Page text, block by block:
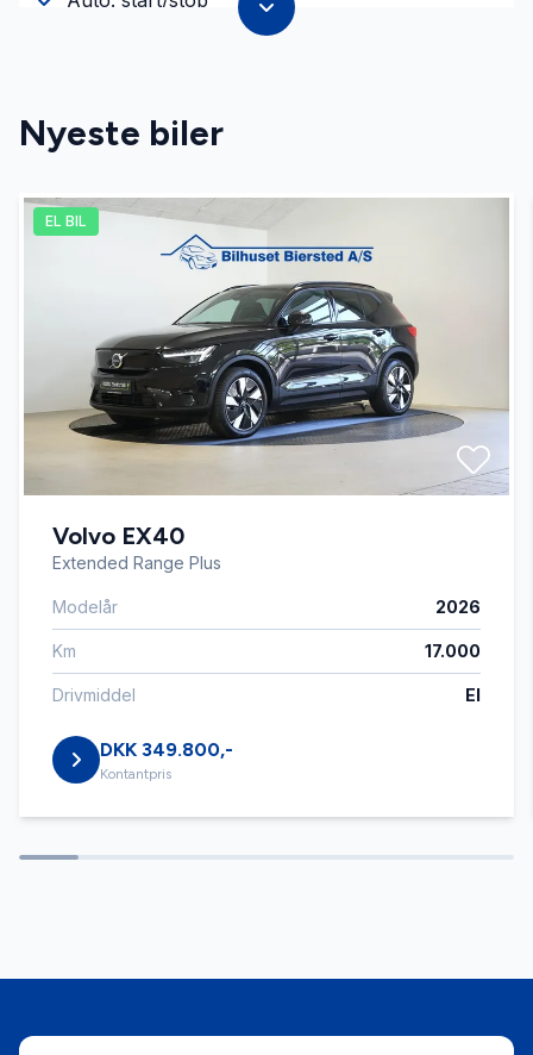
Automatisk nødbremse
Bluetooth
Dæktryksystem
El-klapbare sidespejle
Elektrisk parkeringsbremse
Fartpilot
Fjernbetjent centrallås
Fuldautomatisk klimaanlæg
Nyeste biler
EL BIL
Volvo EX40
Extended Range Plus
Modelår 2026
Km 17.000
Drivmiddel El
DKK 349.800,-
Kontantpris